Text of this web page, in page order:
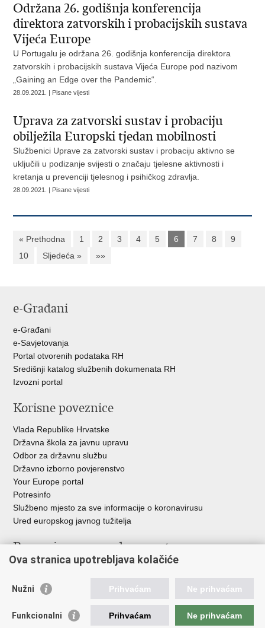
Održana 26. godišnja konferencija
direktora zatvorskih i probacijskih sustava
Vijeća Europe
U Portugalu je održana 26. godišnja konferencija direktora
zatvorskih i probacijskih sustava Vijeća Europe pod nazivom
„Gaining an Edge over the Pandemic“.
28.09.2021. | Pisane vijesti
Uprava za zatvorski sustav i probaciju
obilježila Europski tjedan mobilnosti
Službenici Uprave za zatvorski sustav i probaciju aktivno se
uključili u podizanje svijesti o značaju tjelesne aktivnosti i
kretanja u prevenciji tjelesnog i psihičkog zdravlja.
28.09.2021. | Pisane vijesti
« Prethodna 1 2 3 4 5 6 7 8
9
10
Sljedeća » »»
e-Građani
e-Građani
e-Savjetovanja
Portal otvorenih podataka RH
Središnji katalog službenih dokumenata RH
Izvozni portal
Korisne poveznice
Vlada Republike Hrvatske
Državna škola za javnu upravu
Odbor za državnu službu
Državno izborno povjerenstvo
Your Europe portal
Potresinfo
Službeno mjesto za sve informacije o koronavirusu
Ured europskog javnog tužitelja
Poveznice pravosudnog sustava
Državno odvjetništvo
Ured za suzbijanje korupcije i organiziranog kriminaliteta
Državnoodvjetničko vijeće
Ova stranica upotrebljava kolačiće
Nužni Prihvaćam Ne prihvaćam
Funkcionalni Prihvaćam Ne prihvaćam